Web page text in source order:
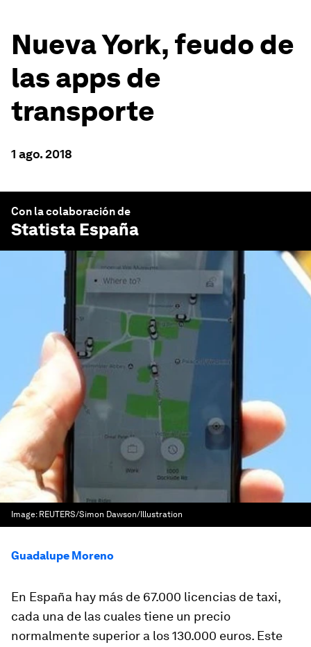
Nueva York, feudo de
las apps de
transporte
1 ago. 2018
Con la colaboración de
Statista España
Image: REUTERS/Simon Dawson/Illustration
Guadalupe Moreno
En España hay más de 67.000 licencias de taxi,
cada una de las cuales tiene un precio
normalmente superior a los 130.000 euros. Este